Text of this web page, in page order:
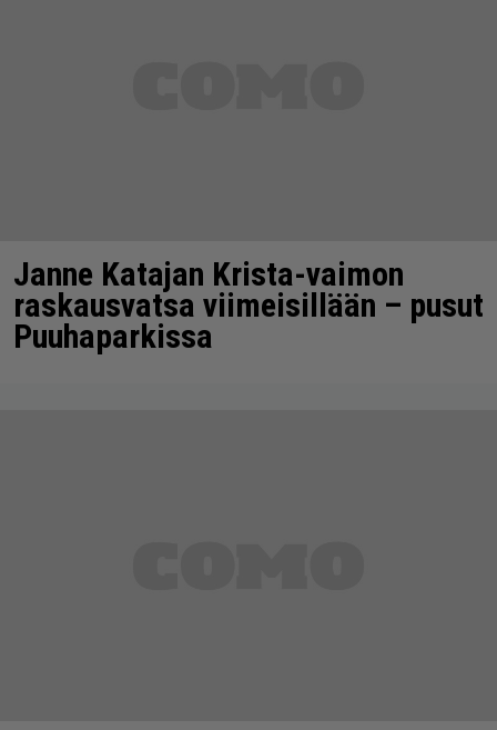
Janne Katajan Krista-vaimon
raskausvatsa viimeisillään – pusut
Puuhaparkissa